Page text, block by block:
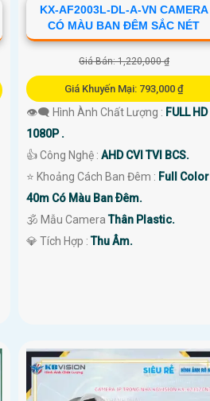
KX-AF2003L-DL-A-VN CAMERA
CÓ MÀU BAN ĐÊM SẮC NÉT
Giá Bán: 1,220,000 ₫
Giá Khuyến Mại: 793,000 ₫
👁️‍🗨 Hình Ành Chất Lượng : FULL HD
1080P .
👍 Công Nghệ : AHD CVI TVI BCS.
⭐ Khoảng Cách Ban Đêm : Full Color
40m Có Màu Ban Ðêm.
🕉️ Mẫu CameraThân Plastic.
️💎 Tích Hợp :Thu Âm.